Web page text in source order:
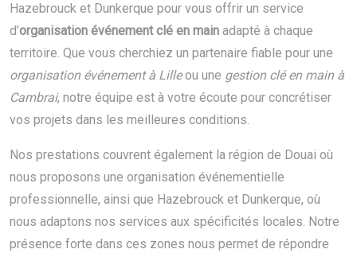
Hazebrouck et Dunkerque pour vous offrir un service
d’organisation événement clé en main adapté à chaque
territoire. Que vous cherchiez un partenaire fiable pour une
organisation événement à Lilleou une gestion clé en main à
Cambrai, notre équipe est à votre écoute pour concrétiser
vos projets dans les meilleures conditions.
Nos prestations couvrent également la région de Douai où
nous proposons une organisation événementielle
professionnelle, ainsi que Hazebrouck et Dunkerque, où
nous adaptons nos services aux spécificités locales. Notre
présence forte dans ces zones nous permet de répondre